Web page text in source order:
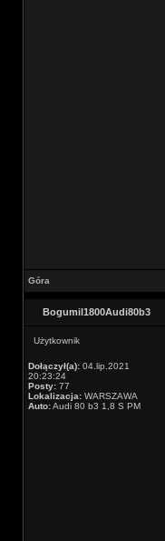
Góra
Bogumil1800Audi80b3
Użytkownik
Dołączył(a): 04.lip.2021
20:23:24
Posty: 77
Lokalizacja: WARSZAWA
Auto:Audi 80 b3 1,8 S PM